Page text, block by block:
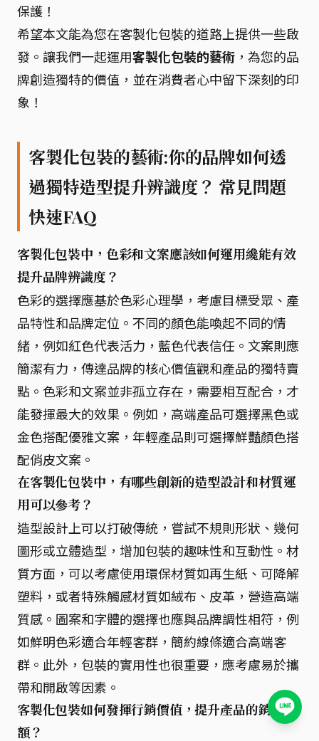
保護！
希望本文能為您在客製化包裝的道路上提供一些啟
發。讓我們一起運用客製化包裝的藝術 ，為您的品
牌創造獨特的價值，並在消費者心中留下深刻的印
象！
客製化包裝的藝術:你的品牌如何透
過獨特造型提升辨識度？ 常見問題
快速FAQ
客製化包裝中，色彩和文案應該如何運用纔能有效
提升品牌辨識度？
色彩的選擇應基於色彩心理學，考慮目標受眾、產
品特性和品牌定位。不同的顏色能喚起不同的情
緒，例如紅色代表活力，藍色代表信任。文案則應
簡潔有力，傳達品牌的核心價值觀和產品的獨特賣
點。色彩和文案並非孤立存在，需要相互配合，才
能發揮最大的效果。例如，高端產品可選擇黑色或
金色搭配優雅文案，年輕產品則可選擇鮮豔顏色搭
配俏皮文案。
在客製化包裝中，有哪些創新的造型設計和材質運
用可以參考？
造型設計上可以打破傳統，嘗試不規則形狀、幾何
圖形或立體造型，增加包裝的趣味性和互動性。材
質方面，可以考慮使用環保材質如再生紙、可降解
塑料，或者特殊觸感材質如絨布、皮革，營造高端
質感。圖案和字體的選擇也應與品牌調性相符，例
如鮮明色彩適合年輕客群，簡約線條適合高端客
群。此外，包裝的實用性也很重要，應考慮易於攜
帶和開啟等因素。
客製化包裝如何發揮行銷價值，提升產品的銷售
額？